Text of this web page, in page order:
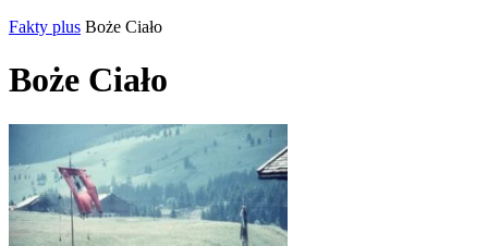
Fakty plus Boże Ciało
Boże Ciało